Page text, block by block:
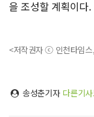
을 조성할 계획이다.
<저작권자 ⓒ 인천타임
송성춘기자 다른기